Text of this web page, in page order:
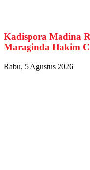
Kadispora Madina
Maraginda Hakim
Rabu, 5 Agustus 2026